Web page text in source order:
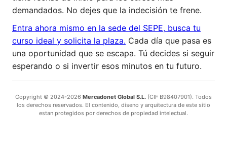
demandados. No dejes que la indecisión te frene.
Entra ahora mismo en la sede del SEPE, busca tu
curso ideal y solicita la plaza. Cada día que pasa es
una oportunidad que se escapa. Tú decides si seguir
esperando o si invertir esos minutos en tu futuro.
Copyright © 2024-2026 Mercadonet Global S.L. (CIF B98407901). Todos
los derechos reservados. El contenido, diseno y arquitectura de este sitio
estan protegidos por derechos de propiedad intelectual.